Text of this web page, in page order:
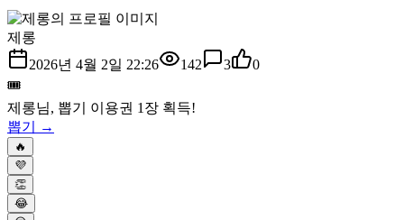
제롱
2026년 4월 2일 22:26
142 3
0
🎟️
제롱님, 뽑기 이용권 1 장 획득!
뽑기 →
🔥
💜
👏
😂